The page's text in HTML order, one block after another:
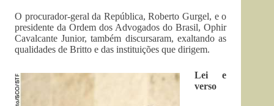
O procurador-geral da República, Roberto Gurgel, e o
presidente da Ordem dos Advogados do Brasil, Ophir
Cavalcante Junior, também discursaram, exaltando as
qualidades de Britto e das instituições que dirigem.
Lei e
verso